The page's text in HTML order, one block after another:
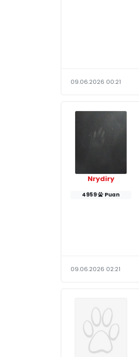
09.06.2026 00:21
Nrydiry
4959 Puan
09.06.2026 02:21